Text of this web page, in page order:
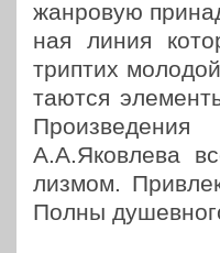
жан­ро­вую
ная линия
триптих
та­ют­ся
А.А.Яковлева
лиз­мом.
Полны